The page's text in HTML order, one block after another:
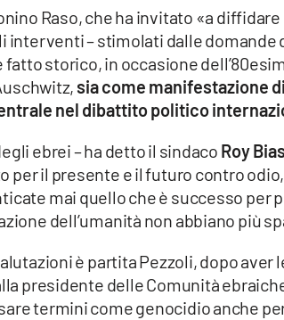
Raso, che ha invitato «a
interventi – stimolati dalle domande
storico, in occasione
sia come manifestazione
nel dibattito politico
ebrei – ha detto il sindaco Roy
per il presente e il futuro contro
mai quello che è successo per
dell’umanità non abbiano più
è partita Pezzoli, dopo aver
presidente delle Comunità
termini come genocidio anche